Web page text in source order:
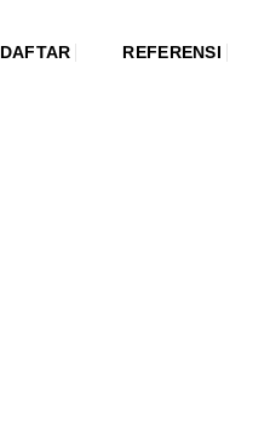
DAFTAR REFERENSI